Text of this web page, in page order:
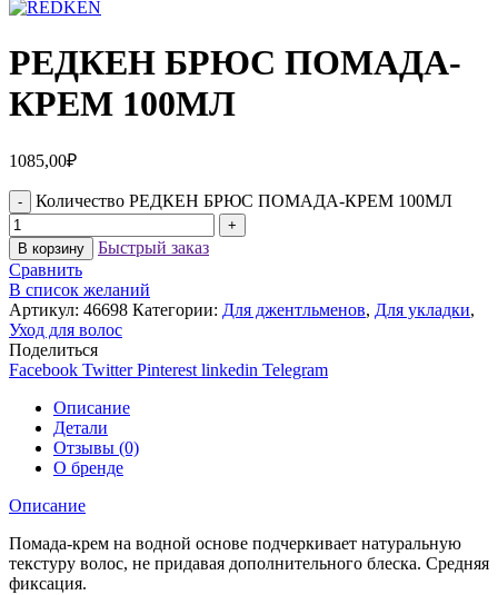
РЕДКЕН БРЮС ПОМАДА-
КРЕМ 100МЛ
1085,00₽
Количество РЕДКЕН БРЮС ПОМАДА-КРЕМ 100МЛ
В корзину
Быстрый заказ
Сравнить
В список желаний
Артикул: 46698 Категории: Для джентльменов, Для укладки,
Уход для волос
Поделиться
Facebook Twitter Pinterest linkedin Telegram
Описание
Детали
Отзывы (0)
О бренде
Описание
Помада-крем на водной основе подчеркивает натуральную
текстуру волос, не придавая дополнительного блеска. Средняя
фиксация.